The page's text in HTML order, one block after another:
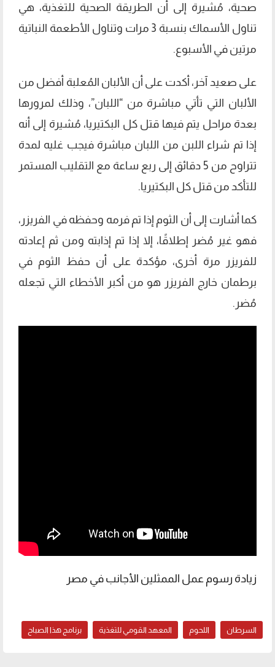
صحية، مُشيرة إلى أن الطريقة الصحية للتغذية، هي
تناول الأسماك بنسبة 3 مرات وتناول الأطعمة النباتية
مرتين في الأسبوع.
على صعيد آخر، أكدت على أن الألبان المُعلبة أفضل من
الألبان التي تأتي مباشرة من “اللبان”، وذلك لمرورها
بعدة مراحل يتم فيها قتل كل البكتيريا، مُشيرة إلى أنه
إذا تم شراء اللبن من اللبان مباشرة فيجب غليه لمدة
تتراوح من 5 دقائق إلى ربع ساعة مع التقليب المستمر
للتأكد من قتل كل البكتيريا.
كما أشارت إلى أن الثوم إذا تم فرمه وحفظه في الفريزر،
فهو غير مُضر إطلاقًا، إلا إذا تم إذابته ومن ثم إعادته
للفريزر مرة أخرى، مؤكدة على أن حفظ الثوم في
برطمان خارج الفريزر هو من أكبر الأخطاء التي تجعله
مُضر.
زيادة رسوم عمل الممثلين الأجانب في مصر
السرطان اللحوم المعهد القومي للتغذية برنامج هذا الصباح